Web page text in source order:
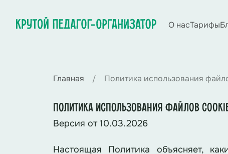
О насТарифы
Главная Политика использования
ПОЛИТИКА ИСПОЛЬЗОВАНИЯ ФАЙЛОВ
Версия от 10.03.2026
Настоящая Политика объясняет,